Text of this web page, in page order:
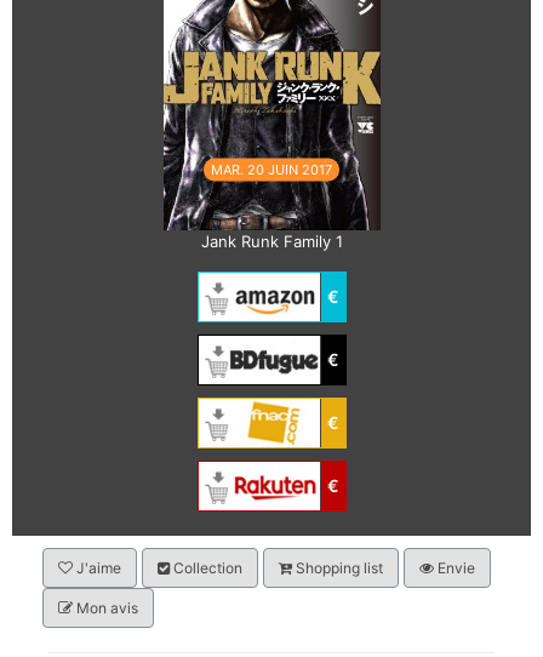
MAR. 20 JUIN 2017
Jank Runk Family 1
€
€
€
€
J'aime Collection Shopping list Envie
Mon avis